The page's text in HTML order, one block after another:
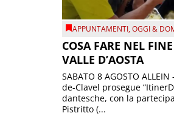
APPUNTAMENTI,OGGI &
COSA FARE NEL
VALLE D’AOSTA
SABATO 8 AGOSTO
de-Clavel prosegue
dantesche, con la
Pistritto (...